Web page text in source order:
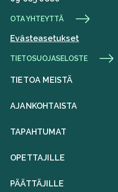
OTA YHTEYTTÄ
Evästeasetukset
TIETOSUOJASELOSTE
TIETOA MEISTÄ
AJANKOHTAISTA
TAPAHTUMAT
OPETTAJILLE
PÄÄTTÄJILLE